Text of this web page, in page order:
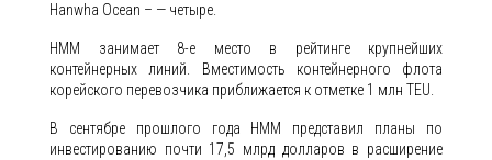
Hanwha Ocean – — четыре.
HMM занимает 8-е место в рейтинге крупнейших
контейнерных линий. Вместимость контейнерного флота
корейского перевозчика приближается к отметке 1 млн TEU.
В сентябре прошлого года HMM представил планы по
инвестированию почти 17,5 млрд долларов в расширение